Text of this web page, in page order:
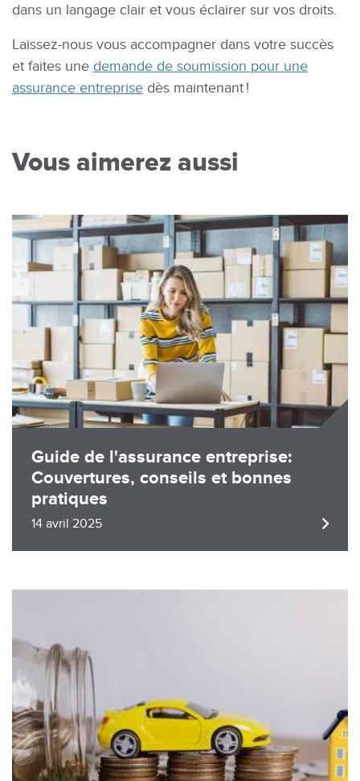
dans un langage clair et vous éclairer sur vos droits.
Laissez-nous vous accompagner dans votre succès
et faites une demande de soumission pour une
assurance entreprise dès maintenant !
Vous aimerez aussi
Image
Guide de l'assurance entreprise:
Couvertures, conseils et bonnes
pratiques
14 avril 2025